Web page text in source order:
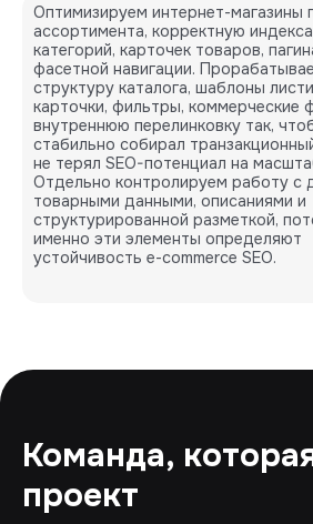
Оптимизируем интернет-магазины
ассортимента, корректную
категорий, карточек товаров,
фасетной навигации.
структуру каталога, шаблоны
карточки, фильтры, коммерческие
внутреннюю перелинковку так,
стабильно собирал
не терял SEO-потенциал на
Отдельно контролируем работу с
товарными данными, описаниями и
структурированной разметкой,
именно эти элементы определяют
устойчивость e-commerce SEO.
Команда,
проект